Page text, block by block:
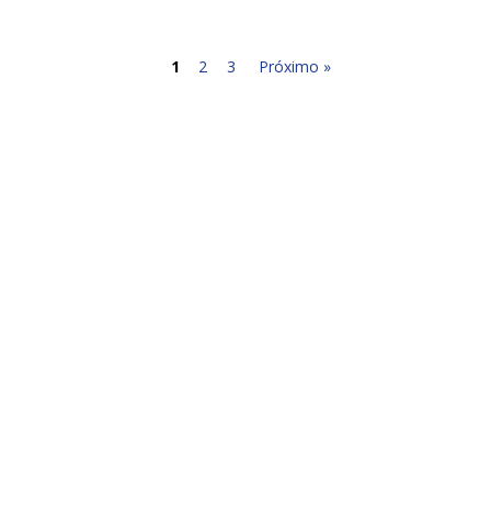
1 2 3 Próximo »